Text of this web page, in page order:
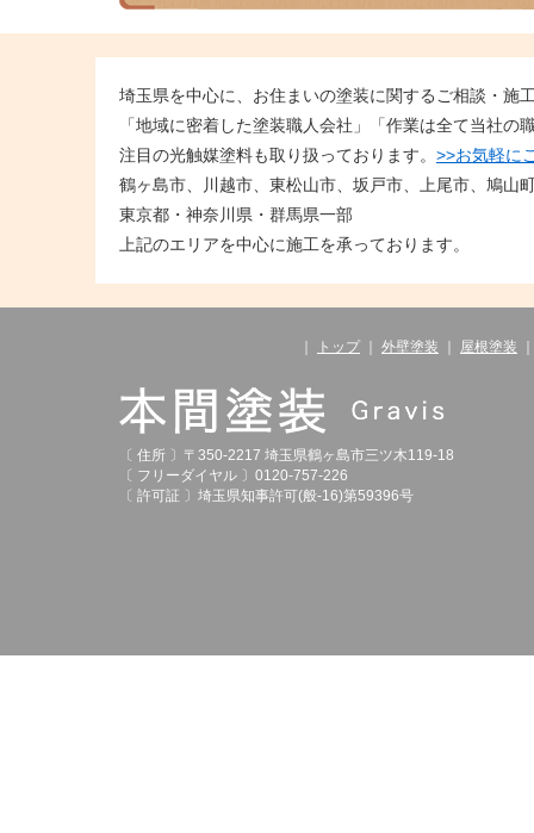
埼玉県を中心に、お住まいの塗装に関するご相談・施
「地域に密着した塗装職人会社」「作業は全て当社
注目の光触媒塗料も取り扱っております。 >>お気軽に
鶴ヶ島市、川越市、東松山市、坂戸市、上尾市、鳩山
東京都・神奈川県・群馬県一部
上記のエリアを中心に施工を承っております。
トップ 外壁塗装 屋根塗装
〔 住所 〕〒350-2217 埼玉県鶴ヶ島市三ツ木119-18
〔 フリーダイヤル 〕0120-757-226
〔 許可証 〕埼玉県知事許可(般-16)第59396号